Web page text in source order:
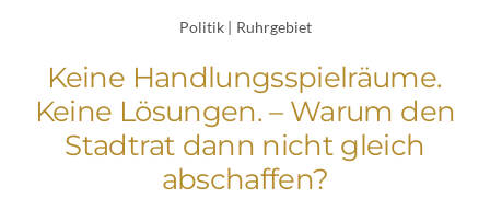
Politik | Ruhrgebiet
Keine Handlungsspielräume.
Keine Lösungen. – Warum den
Stadtrat dann nicht gleich
abschaffen?